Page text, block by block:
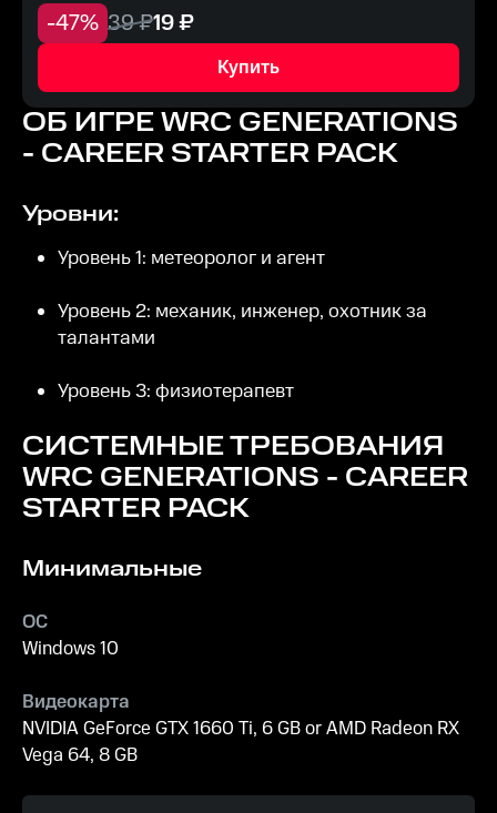
-47% 39₽19₽
Купить
ОБ ИГРЕWRC GENERATIONS
- CAREER STARTER PACK
Уровни:
Уровень 1: метеоролог и агент
Уровень 2: механик, инженер, охотник за
талантами
Уровень 3: физиотерапевт
СИСТЕМНЫЕ ТРЕБОВАНИЯ
WRC GENERATIONS - CAREER
STARTER PACK
Минимальные
ОС
Windows 10
Видеокарта
NVIDIA GeForce GTX 1660 Ti, 6 GB or AMD Radeon RX
Vega 64, 8 GB